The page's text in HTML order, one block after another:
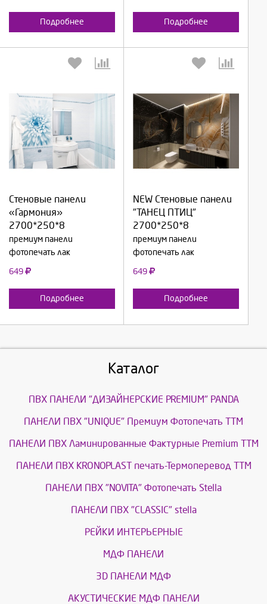
Подробнее Подробнее
Стеновые панели
«Гармония»
2700*250*8
премиум панели
фотопечать лак
649
Подробнее
Выберите количество:
Продолжить
Отмена
NEW Стеновые панели
"ТАНЕЦ ПТИЦ"
2700*250*8
премиум панели
фотопечать лак
649
Подробнее
Выберите количество:
Продолжить
Отмена
Каталог
ПВХ ПАНЕЛИ "ДИЗАЙНЕРСКИЕ PREMIUM" PANDA
ПАНЕЛИ ПВХ "UNIQUE" Премиум Фотопечать ТТМ
ПАНЕЛИ ПВХ Ламинированные Фактурные Premium ТТМ
ПАНЕЛИ ПВХ KRONOPLAST печать-Термоперевод ТТМ
ПАНЕЛИ ПВХ "NOVITA" Фотопечать Stella
ПАНЕЛИ ПВХ "CLASSIC" stella
РЕЙКИ ИНТЕРЬЕРНЫЕ
МДФ ПАНЕЛИ
3D ПАНЕЛИ МДФ
АКУСТИЧЕСКИЕ МДФ ПАНЕЛИ